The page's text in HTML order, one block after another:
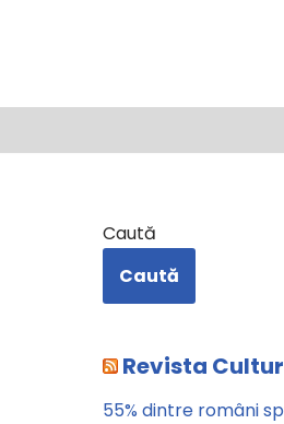
Caută
Caută
Revista
55% dintre români